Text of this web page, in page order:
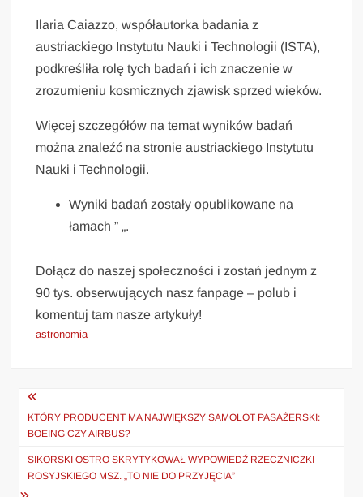
Ilaria Caiazzo, współautorka badania z
austriackiego Instytutu Nauki i Technologii (ISTA),
podkreśliła rolę tych badań i ich znaczenie w
zrozumieniu kosmicznych zjawisk sprzed wieków.
Więcej szczegółów na temat wyników badań
można znaleźć na stronie austriackiego Instytutu
Nauki i Technologii.
Wyniki badań zostały opublikowane na
łamach ” „.
Dołącz do naszej społeczności i zostań jednym z
90 tys. obserwujących nasz fanpage – polub i
komentuj tam nasze artykuły!
astronomia
Nawigacja
wpisu
KTÓRY PRODUCENT MA NAJWIĘKSZY SAMOLOT PASAŻERSKI:
BOEING CZY AIRBUS?
SIKORSKI OSTRO SKRYTYKOWAŁ WYPOWIEDŹ RZECZNICZKI
ROSYJSKIEGO MSZ. „TO NIE DO PRZYJĘCIA”